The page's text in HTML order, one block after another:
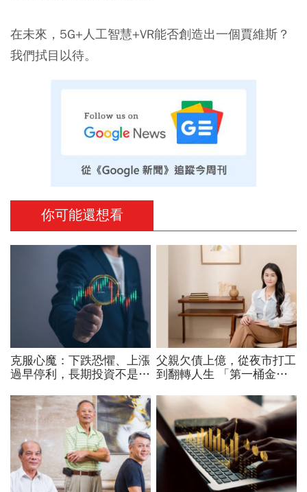
在未來，5G+人工智慧+VR能否創造出一個賈維斯？
我們拭目以待。
你可能還想看
克服心魔：下跌恐懼、上漲
過早停利，長期投資不是每
父親欠債上億，從夜市打工
到翻轉人生 「第一桶金幸
韻：自由的底氣，是月月都
能幸福領出生活費